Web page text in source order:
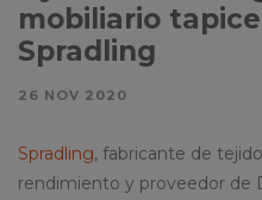
mobiliario
Spradling
26 NOV 2020
Spradling, fabricante de
rendimiento y proveedor de